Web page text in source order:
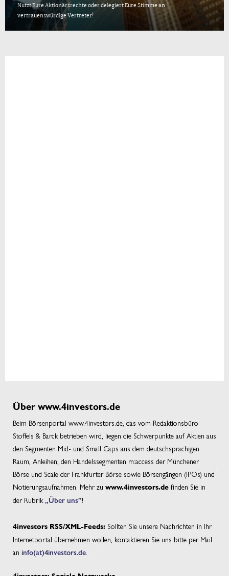
Nutzt Eure Aktionärsrechte oder delegiert Eure Stimme an
vertrauenswürdige Vertreter!
Über www.4investors.de
Beim Börsenportal www.4investors.de, das vom Redaktionsbüro
Stoffels & Barck betrieben wird, liegen die Schwerpunkte auf Aktien aus
den Segmenten Mid- und Small Caps aus dem deutschsprachigen
Raum, Anleihen, den Handelssegmenten m:access der Münchener
Börse und Scale der Frankfurter Börse sowie Börsengängen (IPOs) und
Notierungsaufnahmen. Mehr zu www.4investors.de finden Sie in
der Rubrik„Über uns”!
4investors RSS/XML-Feeds: Sollten Sie unsere Nachrichten in Ihr
Internetportal übernehmen wollen, kontaktieren Sie uns bitte per Mail
an info(at)4investors.de.